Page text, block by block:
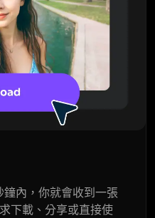
內，你就會收到一張
下載、分享或直接使